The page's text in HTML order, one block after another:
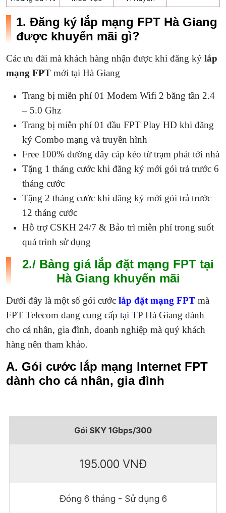
1. Đăng ký lắp mạng FPT Hà Giang
được khuyến mãi gì?
Các ưu đãi mà khách hàng nhận được khi đăng ký lắp
mạng FPT mới tại Hà Giang
Trang bị miễn phí 01 Modem Wifi 2 băng tần 2.4
– 5.0 Ghz
Trang bị miễn phí 01 đầu FPT Play HD khi đăng
ký Combo mạng và truyền hình
Free 100% đường dây cáp kéo từ trạm phát tới nhà
Tặng 1 tháng cước khi đăng ký mới gói trả trước 6
tháng cước
Tặng 2 tháng cước khi đăng ký mới gói trả trước
12 tháng cước
Hỗ trợ CSKH 24/7 & Bảo trì miễn phí trong suốt
quá trình sử dụng
2./ Bảng giá lắp đặt mạng FPT tại
Hà Giang khuyến mãi
Dưới đây là một số gói cước lắp đặt mạng FPT mà
FPT Telecom đang cung cấp tại TP Hà Giang dành
cho cá nhân, gia đình, doanh nghiệp mà quý khách
hàng nên tham khảo.
A. Gói cước lắp mạng Internet FPT
dành cho cá nhân, gia đình
Gói SKY 1Gbps/300
195.000 VNĐ
Đóng 6 tháng - Sử dụng 6